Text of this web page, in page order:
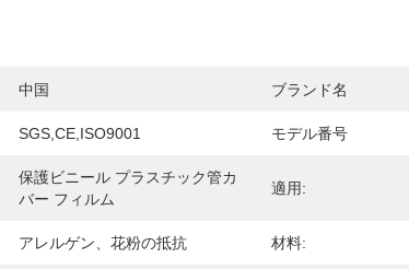
中国 ブランド名
SGS,CE,ISO9001 モデル番号
保護ビニール プラスチック管カ
バー フィルム
適用:
アレルゲン、花粉の抵抗 材料: